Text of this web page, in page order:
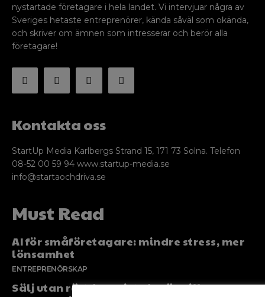
nystartade företagare i hela landet. Vi intervjuar några av
Sveriges hetaste entreprenörer, kända såväl som okända,
och skriver om ämnen som intresserar och berör alla
företagare!
Kontakta oss
StartUp Media Karlbergs Strand 15, 171 73 Solna. Telefon
08-52 00 59 94 www.startup-media.se
info@startaochdriva.se
Must Read
AI för småföretagare: mindre stress, mer
lönsamhet
ENTREPRENÖRSKAP
Sälj utan rädsla – Michels väg till trygg